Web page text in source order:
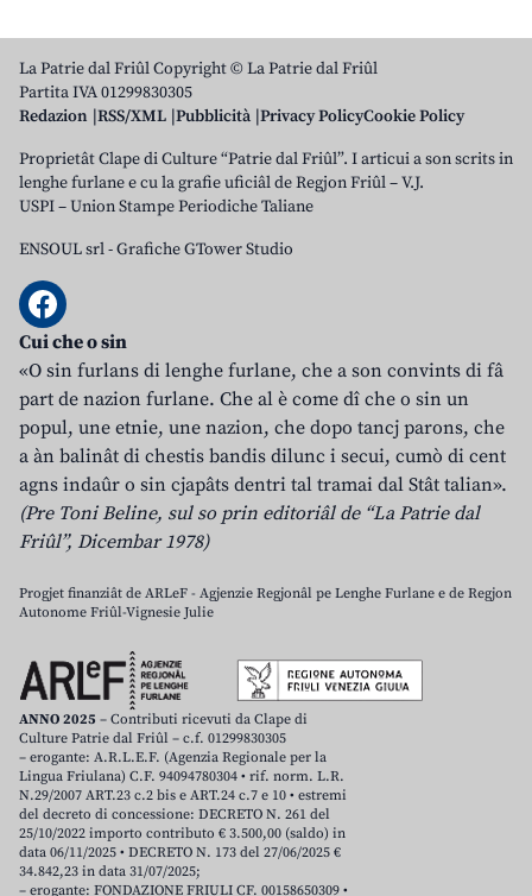
La Patrie dal Friûl Copyright © La Patrie dal Friûl
Partita IVA 01299830305
Redazion RSS/XML Pubblicità Privacy PolicyCookie Policy
Proprietât Clape di Culture “Patrie dal Friûl”. I articui a son scrits in
lenghe furlane e cu la grafie uficiâl de Regjon Friûl – V.J.
USPI – Union Stampe Periodiche Taliane
ENSOUL srl-Grafiche GTower Studio
Cui che o sin
«O sin furlans di lenghe furlane, che a son convints di fâ
part de nazion furlane. Che al è come dî che o sin un
popul, une etnie, une nazion, che dopo tancj parons, che
a àn balinât di chestis bandis dilunc i secui, cumò di cent
agns indaûr o sin cjapâts dentri tal tramai dal Stât talian».
(Pre Toni Beline, sul so prin editoriâl de “La Patrie dal
Friûl”, Dicembar 1978)
Progjet finanziât de ARLeF - Agjenzie Regjonâl pe Lenghe Furlane e de Regjon
Autonome Friûl-Vignesie Julie
ANNO 2025 – Contributi ricevuti da Clape di
Culture Patrie dal Friûl – c.f. 01299830305
– erogante: A.R.L.E.F. (Agenzia Regionale per la
Lingua Friulana) C.F. 94094780304 • rif. norm. L.R.
N.29/2007 ART.23 c.2 bis e ART.24 c.7 e 10 • estremi
del decreto di concessione: DECRETO N. 261 del
25/10/2022 importo contributo € 3.500,00 (saldo) in
data 06/11/2025 • DECRETO N. 173 del 27/06/2025 €
34.842,23 in data 31/07/2025;
– erogante: FONDAZIONE FRIULI CF. 00158650309 •